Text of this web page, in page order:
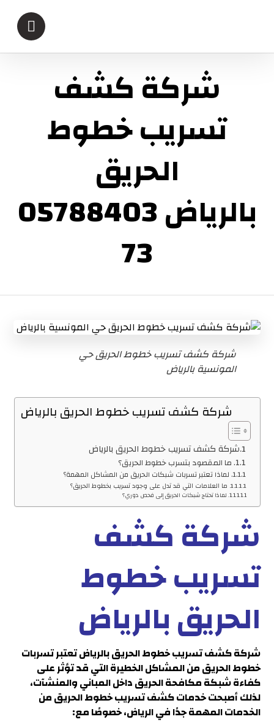
شركة كشف
تسريب خطوط
الحريق
بالرياض 05788403
73
شركة كشف تسريب خطوط الحريق حي
المونسية بالرياض
شركة كشف تسريب خطوط الحريق بالرياض
ما المقصود بتسرب خطوط الحريق؟
لماذا تعتبر تسربات شبكات الحريق من المشاكل المهمة؟
ما العلامات التي قد تدل على وجود تسريب بخطوط الحريق؟
لماذا تحتاج شبكات الحريق إلى فحص دوري؟
شركة كشف
تسريب خطوط
الحريق بالرياض
شركة كشف تسريب خطوط الحريق بالرياضتعتبر تسربات
خطوط الحريق من المشاكل الخطيرة التي قد تؤثر على
كفاءة شبكة مكافحة الحريق داخل المباني والمنشآت،
لذلك أصبحت خدمات كشف تسريب خطوط الحريق من
الخدمات المهمة جدًا في الرياض، خصوصًا مع: